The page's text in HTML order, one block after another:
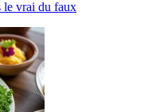
le vrai du faux